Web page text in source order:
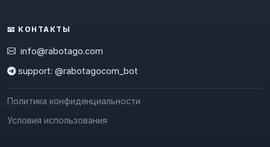
📧 КОНТАКТЫ
info@rabotago.com
support: @rabotagocom_bot
Политика конфиденциальности
Условия использования